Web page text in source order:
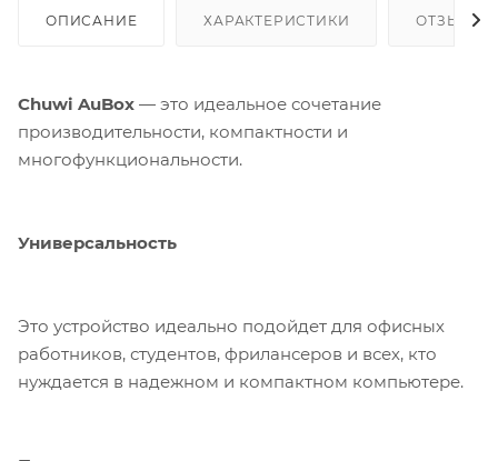
ОПИСАНИЕ ХАРАКТЕРИСТИКИ ОТЗЫВЫ
Chuwi AuBox — это идеальное сочетание
производительности, компактности и
многофункциональности.
Универсальность
Это устройство идеально подойдет для офисных
работников, студентов, фрилансеров и всех, кто
нуждается в надежном и компактном компьютере.